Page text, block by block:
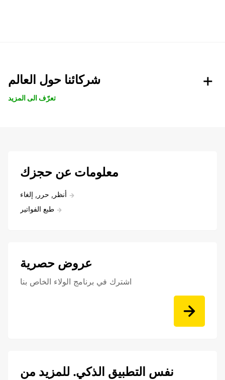
شركائنا حول العالم
تعرّف الى المزيد
معلومات عن حجزك
أنظر, حرر, إلغاء
طبع الفواتير
عروض حصرية
اشترك في برنامج الولاء الخاص بنا
نفس التطبيق الذكي. للمزيد من